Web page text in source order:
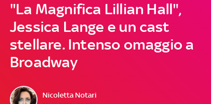
"La Magnifica Lillian Hall",
Jessica Lange e un cast
stellare. Intenso omaggio a
Broadway
Nicoletta Notari